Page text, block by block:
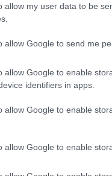
allow my user data to be
allow Google to send me
allow Google to enable
identifiers in apps.
allow Google to enable
allow Google to enable
Αθλητισμός
Βίλα νίκησε
ονειρεύεται
βρέθηκε να